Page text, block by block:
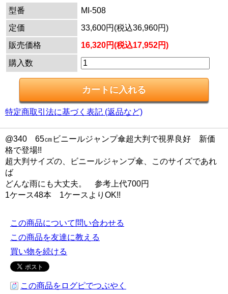
型番
MI-508
定価
33,600円(税込36,960円)
販売価格
16,320円(税込17,952円)
購入数
特定商取引法に基づく表記 (返品など)
@340 65㎝ビニールジャンプ傘超大判で視界良好 新価
格で登場!!
超大判サイズの、ビニールジャンプ傘、このサイズであれ
ば
どんな雨にも大丈夫。 参考上代700円
1ケース48本 1ケースよりOK!!
この商品について問い合わせる
この商品を友達に教える
買い物を続ける
この商品をログピでつぶやく